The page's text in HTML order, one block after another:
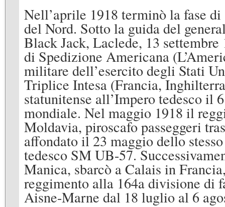
Nell’aprile 1918 terminò la fase
del Nord. Sotto la guida del
Black Jack, Laclede, 13
di Spedizione Americana
militare dell’esercito degli Stati
Triplice Intesa (Francia,
statunitense all’Impero tedesco il
mondiale. Nel maggio 1918 il
Moldavia, piroscafo passeggeri
affondato il 23 maggio dello
tedesco SM UB-57.
Manica, sbarcò a Calais in
reggimento alla 164a divisione di
Aisne-Marne dal 18 luglio al 6